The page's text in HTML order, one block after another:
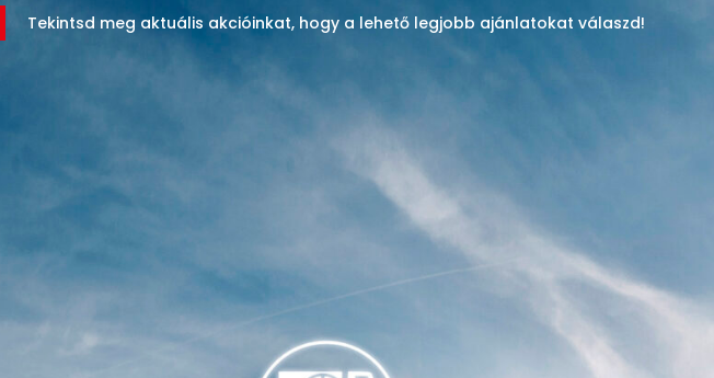
Tekintsd meg aktuális akcióinkat, hogy a lehető legjobb ajánlatokat válaszd!